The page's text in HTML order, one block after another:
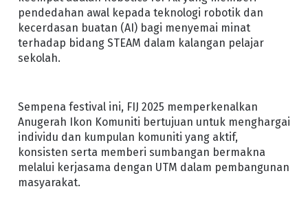
pendedahan awal kepada teknologi robotik dan
kecerdasan buatan (AI) bagi menyemai minat
terhadap bidang STEAM dalam kalangan pelajar
sekolah.
Sempena festival ini, FIJ 2025 memperkenalkan
Anugerah Ikon Komuniti bertujuan untuk menghargai
individu dan kumpulan komuniti yang aktif,
konsisten serta memberi sumbangan bermakna
melalui kerjasama dengan UTM dalam pembangunan
masyarakat.